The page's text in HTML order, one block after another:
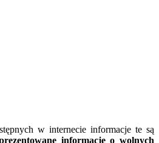
w internecie informacje te są
informacje o wolnych